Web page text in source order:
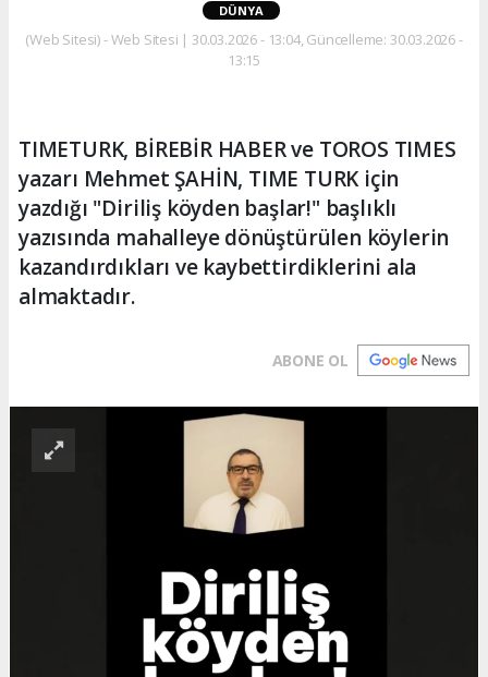
DÜNYA
(Web Sitesi) - Web Sitesi | 30.03.2026 - 13:04, Güncelleme: 30.03.2026 -
13:15
TIMETURK, BİREBİR HABER ve TOROS TIMES
yazarı Mehmet ŞAHİN, TIME TURK için
yazdığı "Diriliş köyden başlar!" başlıklı
yazısında mahalleye dönüştürülen köylerin
kazandırdıkları ve kaybettirdiklerini ala
almaktadır.
ABONE OL